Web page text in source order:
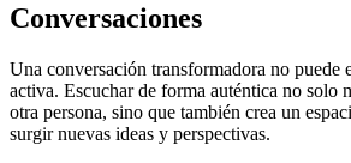
Conversaciones
Una conversación transformadora no puede
activa. Escuchar de forma auténtica no solo
otra persona, sino que también crea un
surgir nuevas ideas y perspectivas.